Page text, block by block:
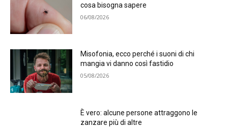
cosa bisogna sapere
06/08/2026
Misofonia, ecco perché i suoni di chi
mangia vi danno così fastidio
05/08/2026
È vero: alcune persone attraggono le
zanzare più di altre